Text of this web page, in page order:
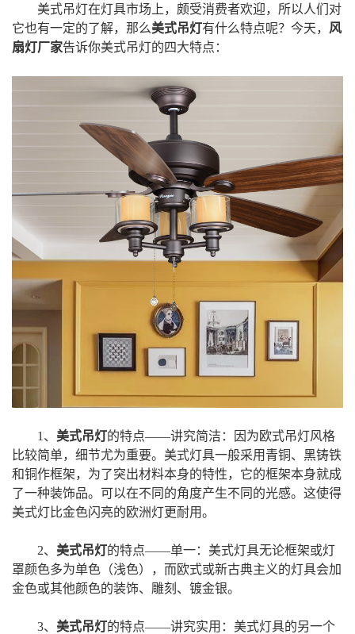
美式吊灯在灯具市场上，颇受消费者欢迎，所以人们对
它也有一定的了解，那么美式吊灯有什么特点呢？今天， 风
扇灯厂家告诉你美式吊灯的四大特点：
1、 美式吊灯的特点——讲究简洁：因为欧式吊灯风格
比较简单，细节尤为重要。美式灯具一般采用青铜、黑铸铁
和铜作框架，为了突出材料本身的特性，它的框架本身就成
了一种装饰品。可以在不同的角度产生不同的光感。这使得
美式灯比金色闪亮的欧洲灯更耐用。
2、 美式吊灯的特点——单一：美式灯具无论框架或灯
罩颜色多为单色（浅色），而欧式或新古典主义的灯具会加
金色或其他颜色的装饰、雕刻、镀金银。
3、 美式吊灯的特点——讲究实用：美式灯具的另一个